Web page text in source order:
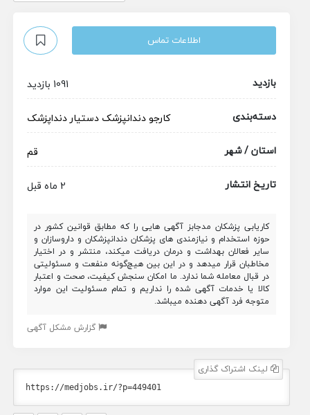
اطلاعات تماس
بازدید
1091 بازدید
دسته‌بندی
کارجودندانپزشک دستیار دنداپزشک
استان / شهر
قم
تاریخ انتشار
2 ماه قبل
کاریابی پزشکان مدجابز آگهی هایی را که مطابق قوانین کشور در
حوزه استخدام و نیازمندی های پزشکان دندانپزشکان و داروسازان و
سایر فعالان بهداشت و درمان دریافت میکند، منتشر و در اختیار
مخاطبان قرار میدهد و در این بین هیچ‌گونه منفعت و مسئولیتی
در قبال معامله شما ندارد. ما امکان سنجش کیفیت، صحت و اعتبار
کالا یا خدمات آگهی شده را نداریم و تمام مسئولیت این موارد
متوجه فرد آگهی دهنده میباشد.
گزارش مشکل آگهی
لینک اشتراک گذاری